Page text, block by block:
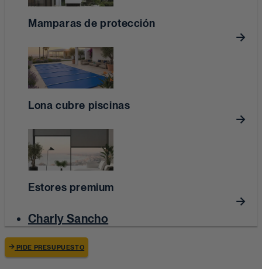
Mamparas de protección
Lona cubre piscinas
Estores premium
Charly Sancho
PIDE PRESUPUESTO